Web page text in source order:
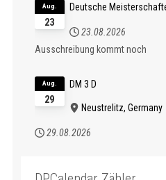
23
Aug. Deutsche
23.08.2026
Ausschreibung kommt noch
29
Aug. DM 3 D
Neustrelitz, Germany
29.08.2026